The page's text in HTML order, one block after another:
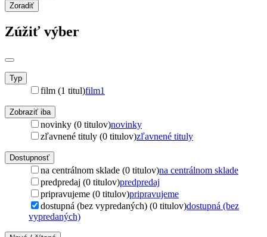
Zoradiť
Zúžiť výber
Typ
film (1 titul)film1
Zobraziť iba
novinky (0 titulov)novinky
zľavnené tituly (0 titulov)zľavnené tituly
Dostupnosť
na centrálnom sklade (0 titulov)na centrálnom sklade
predpredaj (0 titulov)predpredaj
pripravujeme (0 titulov)pripravujeme
dostupná (bez vypredaných) (0 titulov)dostupná (bez
vypredaných)